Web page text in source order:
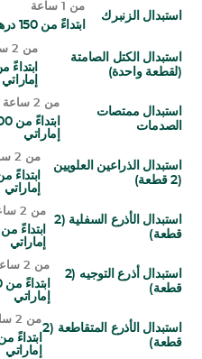
استبدال الزنبرك
من 1 ساعة
ابتداءً من 150 درهم إماراتي
استبدال الكتل الصامتة
(لقطعة واحدة)
من 2 ساعة
إماراتي
استبدال ممتصات
الصدمات
من 2 ساعة
إماراتي
استبدال الذراعين العلويين
(2 قطعة)
من 2 ساعة
إماراتي
استبدال الأذرع السفلية (2
قطعة)
من 2 ساعة
إماراتي
استبدال أذرع التوجيه (2
قطعة)
من 2 ساعة
إماراتي
استبدال الأذرع المتقاطعة (2
قطعة)
من 2 ساعة
إماراتي